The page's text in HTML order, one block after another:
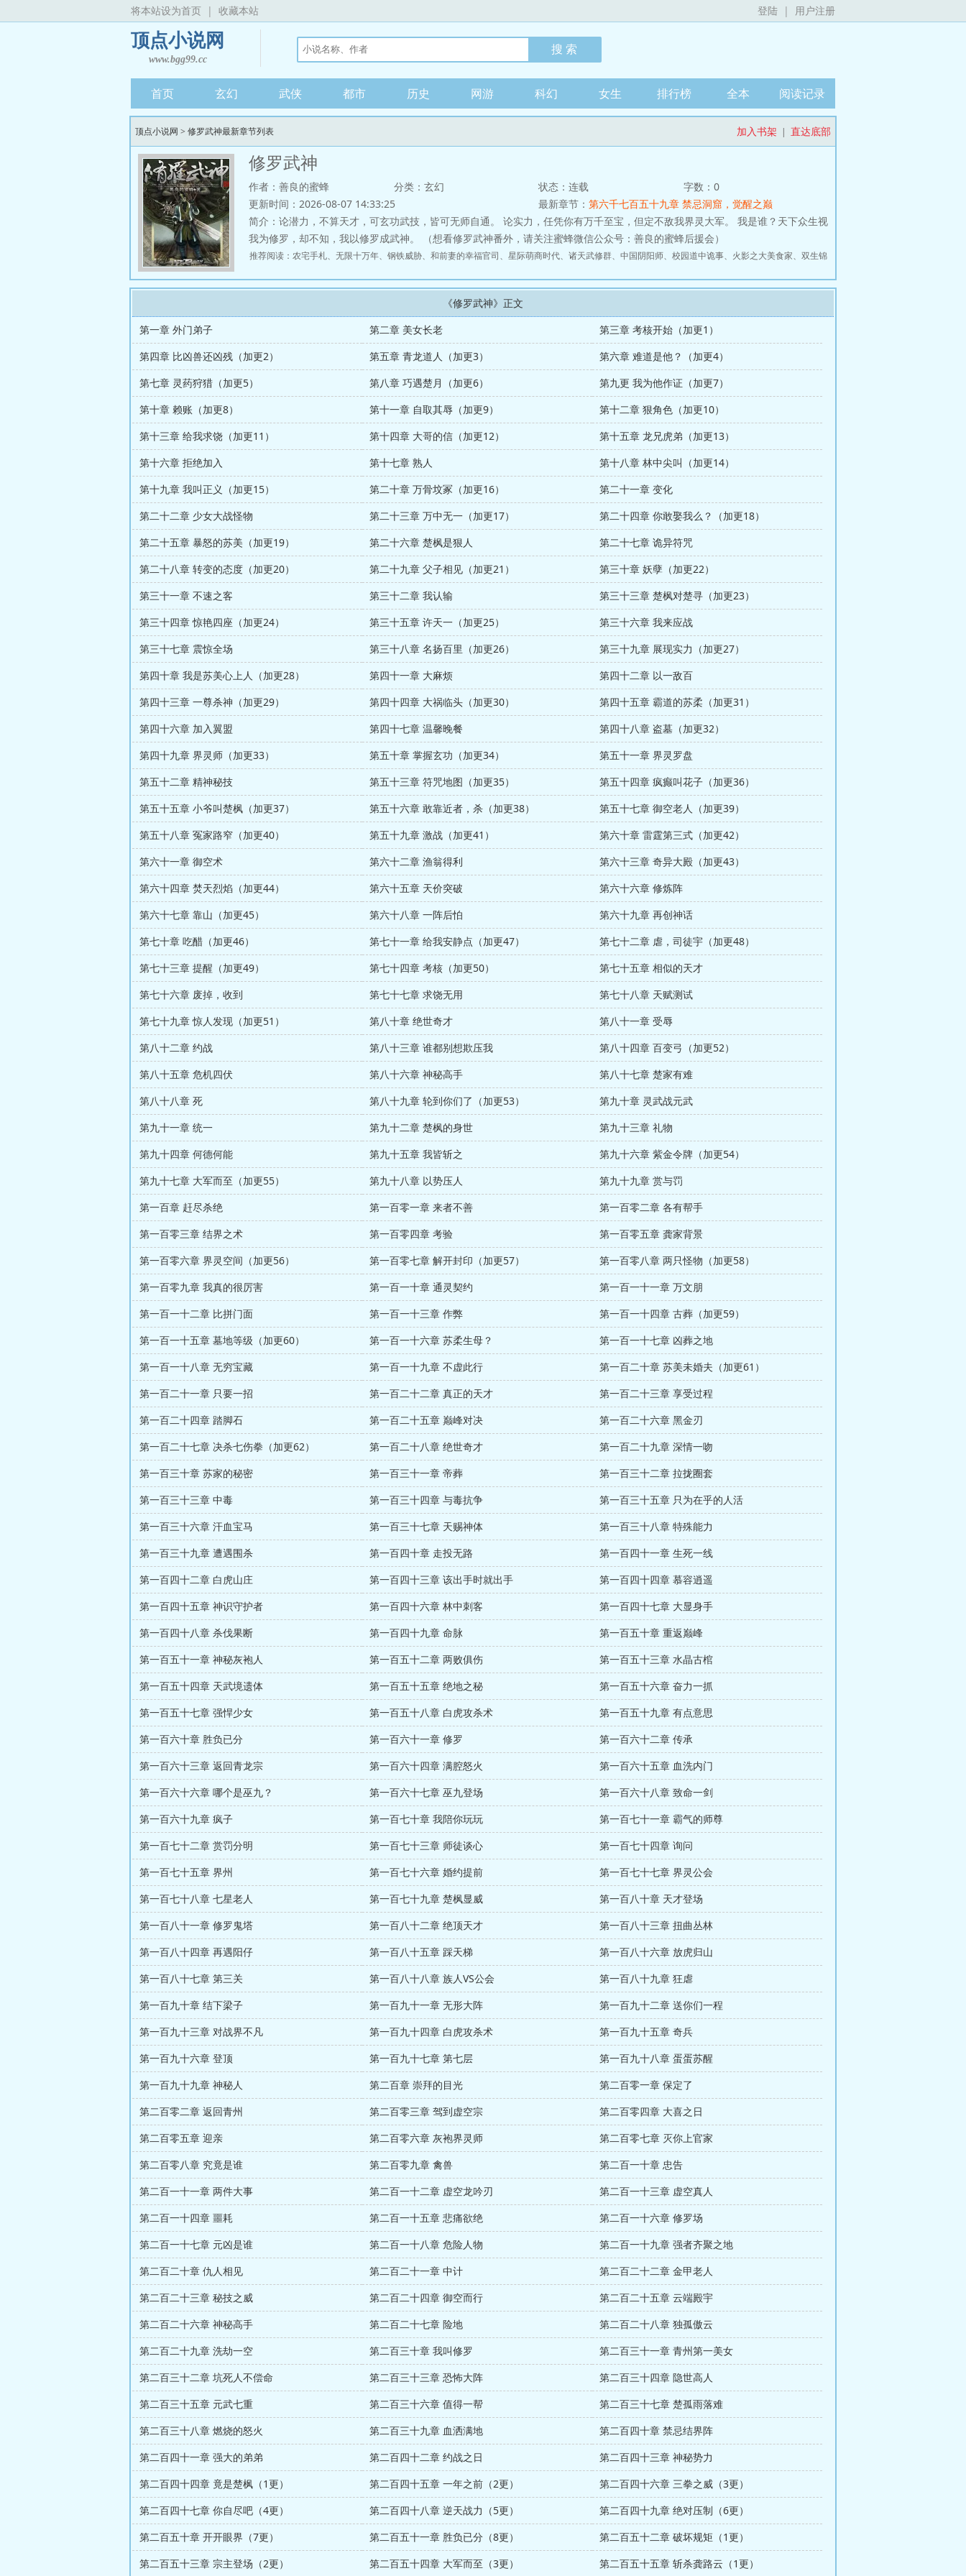
将本站设为首页 | 收藏本站 登陆 | 用户注册
顶点小说网
www.bgg99.cc
首页 玄幻 武侠 都市 历史 网游 科幻 女生 排行榜 全本 阅读记录
顶点小说网 > 修罗武神最新章节列表 加入书架 | 直达底部
修罗武神
作者：善良的蜜蜂 分类：玄幻 状态：连载
字数：0
更新时间：2026-08-07 14:33:25
最新章节： 第六千七百五十九章 禁忌洞窟，觉醒之巅
简介： 论潜力，不算天才，可玄功武技，皆可无师自通。 论实力，任凭你有万千至宝，但定不敌我界灵大军。 我是谁？天下众生视
我为修罗，却不知，我以修罗成武神。 （想看修罗武神番外，请关注蜜蜂微信公众号：善良的蜜蜂后援会）
推荐阅读： 农宅手札、 无限十万年、 钢铁威胁、 和前妻的幸福官司、 星际萌商时代、 诸天武修群、 中国阴阳师、 校园道中诡事、 火影之大美食家、 双生锦
《修罗武神》正文
第一章 外门弟子
第二章 美女长老
第三章 考核开始（加更1）
第四章 比凶兽还凶残（加更2）
第五章 青龙道人（加更3）
第六章 难道是他？（加更4）
第七章 灵药狩猎（加更5）
第八章 巧遇楚月（加更6）
第九更 我为他作证（加更7）
第十章 赖账（加更8）
第十一章 自取其辱（加更9）
第十二章 狠角色（加更10）
第十三章 给我求饶（加更11）
第十四章 大哥的信（加更12）
第十五章 龙兄虎弟（加更13）
第十六章 拒绝加入
第十七章 熟人
第十八章 林中尖叫（加更14）
第十九章 我叫正义（加更15）
第二十章 万骨坟冢（加更16）
第二十一章 变化
第二十二章 少女大战怪物
第二十三章 万中无一（加更17）
第二十四章 你敢娶我么？（加更18）
第二十五章 暴怒的苏美（加更19）
第二十六章 楚枫是狠人
第二十七章 诡异符咒
第二十八章 转变的态度（加更20）
第二十九章 父子相见（加更21）
第三十章 妖孽（加更22）
第三十一章 不速之客
第三十二章 我认输
第三十三章 楚枫对楚寻（加更23）
第三十四章 惊艳四座（加更24）
第三十五章 许天一（加更25）
第三十六章 我来应战
第三十七章 震惊全场
第三十八章 名扬百里（加更26）
第三十九章 展现实力（加更27）
第四十章 我是苏美心上人（加更28）
第四十一章 大麻烦
第四十二章 以一敌百
第四十三章 一尊杀神（加更29）
第四十四章 大祸临头（加更30）
第四十五章 霸道的苏柔（加更31）
第四十六章 加入翼盟
第四十七章 温馨晚餐
第四十八章 盗墓（加更32）
第四十九章 界灵师（加更33）
第五十章 掌握玄功（加更34）
第五十一章 界灵罗盘
第五十二章 精神秘技
第五十三章 符咒地图（加更35）
第五十四章 疯癫叫花子（加更36）
第五十五章 小爷叫楚枫（加更37）
第五十六章 敢靠近者，杀（加更38）
第五十七章 御空老人（加更39）
第五十八章 冤家路窄（加更40）
第五十九章 激战（加更41）
第六十章 雷霆第三式（加更42）
第六十一章 御空术
第六十二章 渔翁得利
第六十三章 奇异大殿（加更43）
第六十四章 焚天烈焰（加更44）
第六十五章 天价突破
第六十六章 修炼阵
第六十七章 靠山（加更45）
第六十八章 一阵后怕
第六十九章 再创神话
第七十章 吃醋（加更46）
第七十一章 给我安静点（加更47）
第七十二章 虐，司徒宇（加更48）
第七十三章 提醒（加更49）
第七十四章 考核（加更50）
第七十五章 相似的天才
第七十六章 废掉，收到
第七十七章 求饶无用
第七十八章 天赋测试
第七十九章 惊人发现（加更51）
第八十章 绝世奇才
第八十一章 受辱
第八十二章 约战
第八十三章 谁都别想欺压我
第八十四章 百变弓（加更52）
第八十五章 危机四伏
第八十六章 神秘高手
第八十七章 楚家有难
第八十八章 死
第八十九章 轮到你们了（加更53）
第九十章 灵武战元武
第九十一章 统一
第九十二章 楚枫的身世
第九十三章 礼物
第九十四章 何德何能
第九十五章 我皆斩之
第九十六章 紫金令牌（加更54）
第九十七章 大军而至（加更55）
第九十八章 以势压人
第九十九章 赏与罚
第一百章 赶尽杀绝
第一百零一章 来者不善
第一百零二章 各有帮手
第一百零三章 结界之术
第一百零四章 考验
第一百零五章 龚家背景
第一百零六章 界灵空间（加更56）
第一百零七章 解开封印（加更57）
第一百零八章 两只怪物（加更58）
第一百零九章 我真的很厉害
第一百一十章 通灵契约
第一百一十一章 万文朋
第一百一十二章 比拼门面
第一百一十三章 作弊
第一百一十四章 古葬（加更59）
第一百一十五章 墓地等级（加更60）
第一百一十六章 苏柔生母？
第一百一十七章 凶葬之地
第一百一十八章 无穷宝藏
第一百一十九章 不虚此行
第一百二十章 苏美未婚夫（加更61）
第一百二十一章 只要一招
第一百二十二章 真正的天才
第一百二十三章 享受过程
第一百二十四章 踏脚石
第一百二十五章 巅峰对决
第一百二十六章 黑金刃
第一百二十七章 决杀七伤拳（加更62）
第一百二十八章 绝世奇才
第一百二十九章 深情一吻
第一百三十章 苏家的秘密
第一百三十一章 帝葬
第一百三十二章 拉拢圈套
第一百三十三章 中毒
第一百三十四章 与毒抗争
第一百三十五章 只为在乎的人活
第一百三十六章 汗血宝马
第一百三十七章 天赐神体
第一百三十八章 特殊能力
第一百三十九章 遭遇围杀
第一百四十章 走投无路
第一百四十一章 生死一线
第一百四十二章 白虎山庄
第一百四十三章 该出手时就出手
第一百四十四章 慕容逍遥
第一百四十五章 神识守护者
第一百四十六章 林中刺客
第一百四十七章 大显身手
第一百四十八章 杀伐果断
第一百四十九章 命脉
第一百五十章 重返巅峰
第一百五十一章 神秘灰袍人
第一百五十二章 两败俱伤
第一百五十三章 水晶古棺
第一百五十四章 天武境遗体
第一百五十五章 绝地之秘
第一百五十六章 奋力一抓
第一百五十七章 强悍少女
第一百五十八章 白虎攻杀术
第一百五十九章 有点意思
第一百六十章 胜负已分
第一百六十一章 修罗
第一百六十二章 传承
第一百六十三章 返回青龙宗
第一百六十四章 满腔怒火
第一百六十五章 血洗内门
第一百六十六章 哪个是巫九？
第一百六十七章 巫九登场
第一百六十八章 致命一剑
第一百六十九章 疯子
第一百七十章 我陪你玩玩
第一百七十一章 霸气的师尊
第一百七十二章 赏罚分明
第一百七十三章 师徒谈心
第一百七十四章 询问
第一百七十五章 界州
第一百七十六章 婚约提前
第一百七十七章 界灵公会
第一百七十八章 七星老人
第一百七十九章 楚枫显威
第一百八十章 天才登场
第一百八十一章 修罗鬼塔
第一百八十二章 绝顶天才
第一百八十三章 扭曲丛林
第一百八十四章 再遇阳仔
第一百八十五章 踩天梯
第一百八十六章 放虎归山
第一百八十七章 第三关
第一百八十八章 族人VS公会
第一百八十九章 狂虐
第一百九十章 结下梁子
第一百九十一章 无形大阵
第一百九十二章 送你们一程
第一百九十三章 对战界不凡
第一百九十四章 白虎攻杀术
第一百九十五章 奇兵
第一百九十六章 登顶
第一百九十七章 第七层
第一百九十八章 蛋蛋苏醒
第一百九十九章 神秘人
第二百章 崇拜的目光
第二百零一章 保定了
第二百零二章 返回青州
第二百零三章 驾到虚空宗
第二百零四章 大喜之日
第二百零五章 迎亲
第二百零六章 灰袍界灵师
第二百零七章 灭你上官家
第二百零八章 究竟是谁
第二百零九章 禽兽
第二百一十章 忠告
第二百一十一章 两件大事
第二百一十二章 虚空龙吟刃
第二百一十三章 虚空真人
第二百一十四章 噩耗
第二百一十五章 悲痛欲绝
第二百一十六章 修罗场
第二百一十七章 元凶是谁
第二百一十八章 危险人物
第二百一十九章 强者齐聚之地
第二百二十章 仇人相见
第二百二十一章 中计
第二百二十二章 金甲老人
第二百二十三章 秘技之威
第二百二十四章 御空而行
第二百二十五章 云端殿宇
第二百二十六章 神秘高手
第二百二十七章 险地
第二百二十八章 独孤傲云
第二百二十九章 洗劫一空
第二百三十章 我叫修罗
第二百三十一章 青州第一美女
第二百三十二章 坑死人不偿命
第二百三十三章 恐怖大阵
第二百三十四章 隐世高人
第二百三十五章 元武七重
第二百三十六章 值得一帮
第二百三十七章 楚孤雨落难
第二百三十八章 燃烧的怒火
第二百三十九章 血洒满地
第二百四十章 禁忌结界阵
第二百四十一章 强大的弟弟
第二百四十二章 约战之日
第二百四十三章 神秘势力
第二百四十四章 竟是楚枫（1更）
第二百四十五章 一年之前（2更）
第二百四十六章 三拳之威（3更）
第二百四十七章 你自尽吧（4更）
第二百四十八章 逆天战力（5更）
第二百四十九章 绝对压制（6更）
第二百五十章 开开眼界（7更）
第二百五十一章 胜负已分（8更）
第二百五十二章 破坏规矩（1更）
第二百五十三章 宗主登场（2更）
第二百五十四章 大军而至（3更） 第二百五十五章 斩杀龚路云（1更）